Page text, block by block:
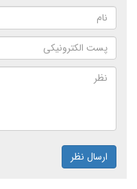
ارسال نظر